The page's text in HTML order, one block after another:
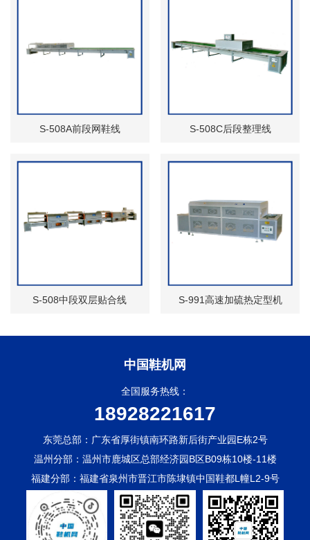
S-508A前段网鞋线 S-508C后段整理线
S-508中段双层贴合线 S-991高速加硫热定型机
中国鞋机网
全国服务热线：
18928221617
东莞总部：广东省厚街镇南环路新后街产业园E栋2号
温州分部：温州市鹿城区总部经济园B区B09栋10楼-11楼
福建分部：福建省泉州市晋江市陈埭镇中国鞋都L幢L2-9号